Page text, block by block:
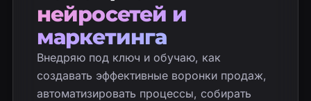
нейросетей и
маркетинга
Внедряю под ключ и обучаю, как
создавать эффективные воронки продаж,
автоматизировать процессы, собирать